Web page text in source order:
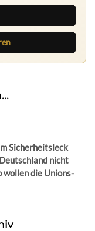
Sicherheitsleck
nicht
wollen die Unions-